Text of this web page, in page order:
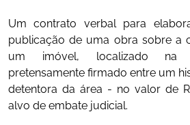
Um contrato verbal para
publicação de uma obra sobre a
um imóvel, localizado na
pretensamente firmado entre um
detentora da área - no valor de
alvo de embate judicial.